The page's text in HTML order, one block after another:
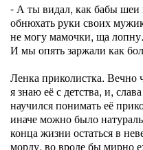
- А ты видал, как бабы шеи
обнюхать руки своих
не могу мамочки, ща лопну.
И мы опять заржали как
Ленка приколистка. Вечно
я знаю её с детства, и,
научился понимать её
иначе можно было
конца жизни остаться в
морду, во вроде бы мирно